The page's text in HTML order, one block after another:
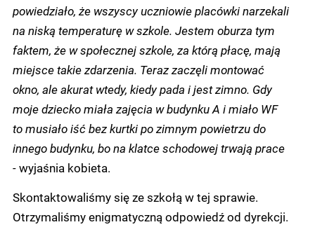
powiedziało, że wszyscy uczniowie placówki narzekali
na niską temperaturę w szkole. Jestem oburza tym
faktem, że w społecznej szkole, za którą płacę, mają
miejsce takie zdarzenia. Teraz zaczęli montować
okno, ale akurat wtedy, kiedy pada i jest zimno. Gdy
moje dziecko miała zajęcia w budynku A i miało WF
to musiało iść bez kurtki po zimnym powietrzu do
innego budynku, bo na klatce schodowej trwają prace
-wyjaśnia kobieta.
Skontaktowaliśmy się ze szkołą w tej sprawie.
Otrzymaliśmy enigmatyczną odpowiedź od dyrekcji.